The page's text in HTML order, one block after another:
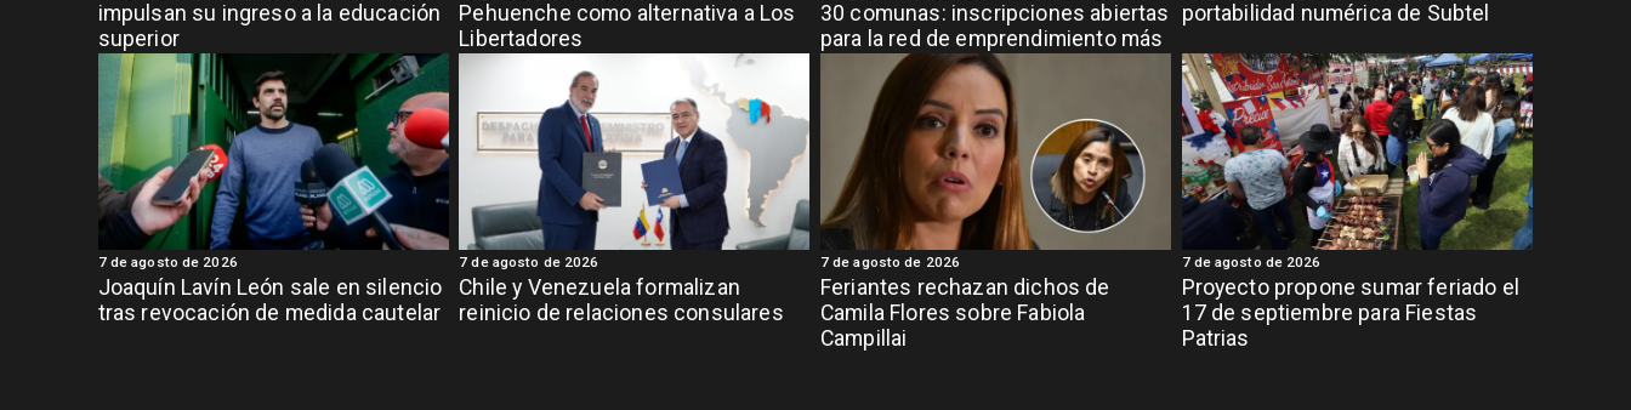
impulsan su ingreso a la educación
superior
Pehuenche como alternativa a Los
Libertadores
30 comunas: inscripciones abiertas
para la red de emprendimiento más
grande de la región
portabilidad numérica de Subtel
Joaquín Lavín León sale en silencio
tras revocación de medida cautelar
7 de agosto de 2026
Chile y Venezuela formalizan
reinicio de relaciones consulares
7 de agosto de 2026
Feriantes rechazan dichos de
Camila Flores sobre Fabiola
Campillai
7 de agosto de 2026
Proyecto propone sumar feriado el
17 de septiembre para Fiestas
Patrias
7 de agosto de 2026